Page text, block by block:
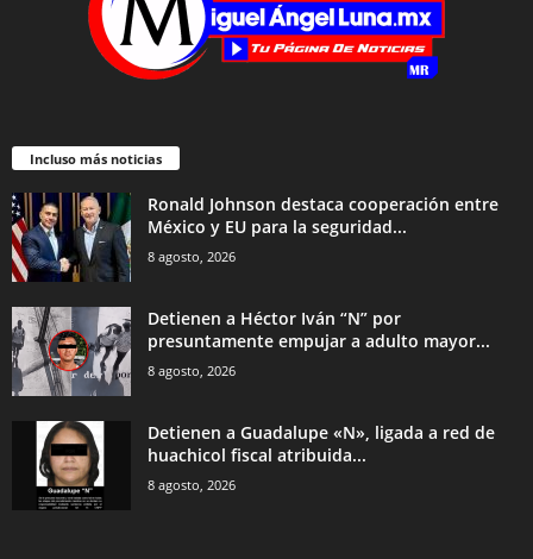
Incluso más noticias
Ronald Johnson destaca cooperación entre
México y EU para la seguridad...
8 agosto, 2026
Detienen a Héctor Iván “N” por
presuntamente empujar a adulto mayor...
8 agosto, 2026
Detienen a Guadalupe «N», ligada a red de
huachicol fiscal atribuida...
8 agosto, 2026